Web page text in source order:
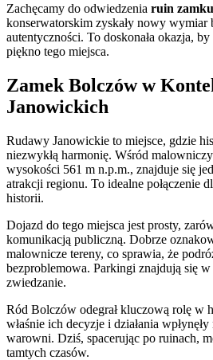
Zachęcamy do odwiedzenia ruin zamku
konserwatorskim zyskały nowy wymiar
autentyczności. To doskonała okazja,
piękno tego miejsca.
Zamek Bolczów w
Janowickich
Rudawy Janowickie to miejsce, gdzie
niezwykłą harmonię. Wśród
wysokości 561 m n.p.m., znajduje się
atrakcji regionu. To idealne połączenie
historii.
Dojazd do tego miejsca jest prosty,
komunikacją publiczną. Dobrze
malownicze tereny, co sprawia, że
bezproblemowa. Parkingi znajdują się
zwiedzanie.
Ród Bolczów odegrał kluczową rolę w
właśnie ich decyzje i działania
warowni. Dziś, spacerując po ruinach,
tamtych czasów.